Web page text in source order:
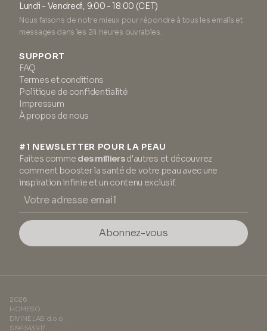
Lundi - Vendredi, 9:00 - 18:00 (CET)
Nous faisons de notre mieux pour répondre à tous les emails et
messages dans les 24 heures ouvrables.
SUPPORT
FAQ
Termes et conditions
Politique de confidentialité
Impressum
À propos de nous
#1 NEWSLETTER POUR LA PEAU
Faites comme des milliersd'autres et découvrez
comment booster la santé de votre peau avec une
inspiration infinie et un contenu exclusif.
Abonnez-vous
2026
HOMESO
DIVINE LAB d.o.o.
SI94543917